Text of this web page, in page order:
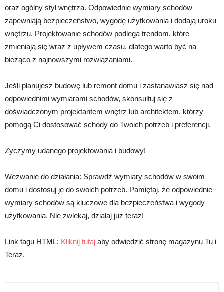
oraz ogólny styl wnętrza. Odpowiednie wymiary schodów
zapewniają bezpieczeństwo, wygodę użytkowania i dodają uroku
wnętrzu. Projektowanie schodów podlega trendom, które
zmieniają się wraz z upływem czasu, dlatego warto być na
bieżąco z najnowszymi rozwiązaniami.
Jeśli planujesz budowę lub remont domu i zastanawiasz się nad
odpowiednimi wymiarami schodów, skonsultuj się z
doświadczonym projektantem wnętrz lub architektem, którzy
pomogą Ci dostosować schody do Twoich potrzeb i preferencji.
Życzymy udanego projektowania i budowy!
Wezwanie do działania: Sprawdź wymiary schodów w swoim
domu i dostosuj je do swoich potrzeb. Pamiętaj, że odpowiednie
wymiary schodów są kluczowe dla bezpieczeństwa i wygody
użytkowania. Nie zwlekaj, działaj już teraz!
Link tagu HTML: Kliknij tutaj aby odwiedzić stronę magazynu Tu i
Teraz.